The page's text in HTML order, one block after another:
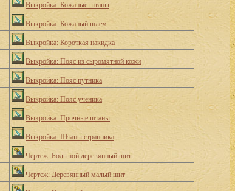
Выкройка: Кожаные штаны
Выкройка: Кожаный шлем
Выкройка: Короткая накидка
Выкройка: Пояс из сыромятной кожи
Выкройка: Пояс путника
Выкройка: Пояс ученика
Выкройка: Прочные штаны
Выкройка: Штаны странника
Чертеж: Большой деревянный щит
Чертеж: Деревянный малый щит